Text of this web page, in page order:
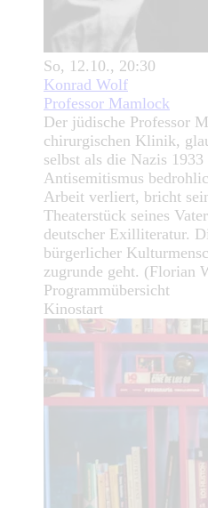
So, 12.10., 20:30
Konrad Wolf
Professor Mamlock
Der jüdische Professor
chirurgischen Klinik,
selbst als die Nazis
Antisemitismus
Arbeit verliert, bricht
Theaterstück seines
deutscher Exilliteratur.
bürgerlicher
zugrunde geht. (Florian
Programmübersicht
Kinostart